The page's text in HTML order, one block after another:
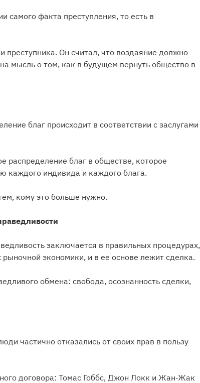
самого факта преступления, то есть в
преступника. Он считал, что воздаяние должно
мысль о том, как в будущем вернуть общество в
благ происходит в соответствии с заслугами
распределение благ в обществе, которое
каждого индивида и каждого блага.
кому это больше нужно.
заключается в правильных процедурах,
экономики, и в ее основе лежит сделка.
обмена: свобода, осознанность сделки,
частично отказались от своих прав в пользу
договора: Томас Гоббс, Джон Локк и Жан-Жак